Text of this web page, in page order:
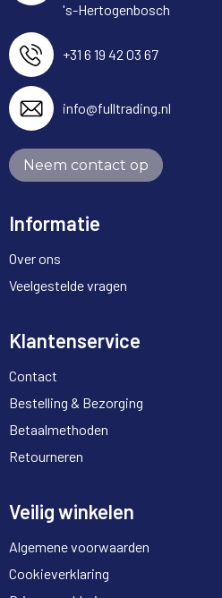
's-Hertogenbosch
+31 6 19 42 03 67
info@fulltrading.nl
Neem contact op
Informatie
Over ons
Veelgestelde vragen
Klantenservice
Contact
Bestelling & Bezorging
Betaalmethoden
Retourneren
Veilig winkelen
Algemene voorwaarden
Cookieverklaring